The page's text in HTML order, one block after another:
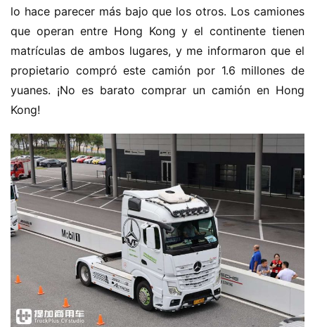
lo hace parecer más bajo que los otros. Los camiones
que operan entre Hong Kong y el continente tienen
matrículas de ambos lugares, y me informaron que el
propietario compró este camión por 1.6 millones de
yuanes. ¡No es barato comprar un camión en Hong
Kong!